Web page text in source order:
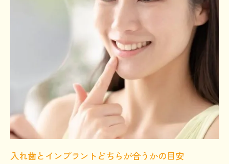
入れ歯とインプラントどちらが合うかの目安